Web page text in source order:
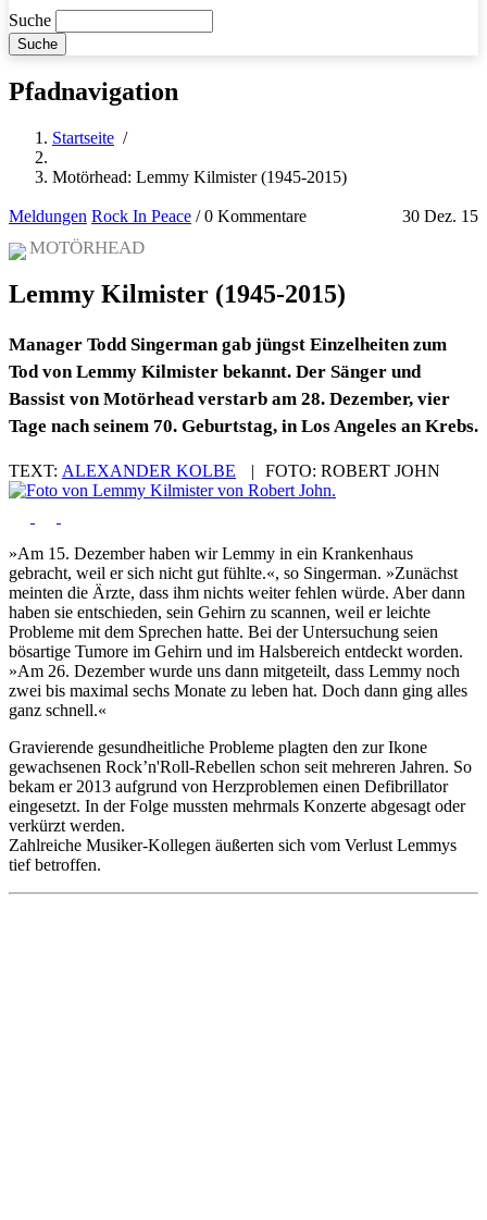
Suche
Pfadnavigation
Startseite /
Motörhead: Lemmy Kilmister (1945-2015)
Meldungen Rock In Peace 30 Dez. 15
/0 Kommentare
MOTÖRHEAD
Lemmy Kilmister (1945-2015)
Manager Todd Singerman gab jüngst Einzelheiten zum
Tod von Lemmy Kilmister bekannt. Der Sänger und
Bassist von Motörhead verstarb am 28. Dezember, vier
Tage nach seinem 70. Geburtstag, in Los Angeles an Krebs.
TEXT: ALEXANDER KOLBE | FOTO: ROBERT JOHN
»Am 15. Dezember haben wir Lemmy in ein Krankenhaus
gebracht, weil er sich nicht gut fühlte.«, so Singerman. »Zunächst
meinten die Ärzte, dass ihm nichts weiter fehlen würde. Aber dann
haben sie entschieden, sein Gehirn zu scannen, weil er leichte
Probleme mit dem Sprechen hatte. Bei der Untersuchung seien
bösartige Tumore im Gehirn und im Halsbereich entdeckt worden.
»Am 26. Dezember wurde uns dann mitgeteilt, dass Lemmy noch
zwei bis maximal sechs Monate zu leben hat. Doch dann ging alles
ganz schnell.«
Gravierende gesundheitliche Probleme plagten den zur Ikone
gewachsenen Rock’n'Roll-Rebellen schon seit mehreren Jahren. So
bekam er 2013 aufgrund von Herzproblemen einen Defibrillator
eingesetzt. In der Folge mussten mehrmals Konzerte abgesagt oder
verkürzt werden.
Zahlreiche Musiker-Kollegen äußerten sich vom Verlust Lemmys
tief betroffen.